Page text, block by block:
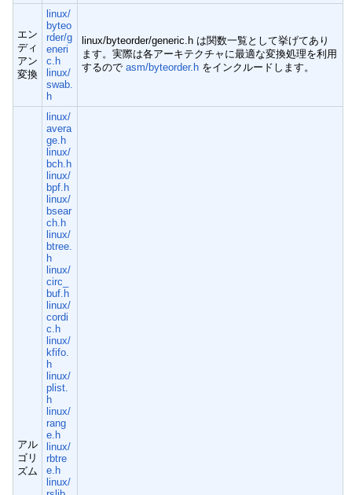
エン
ディ
アン
変換
linux/
byteo
rder/g
eneri
c.h
linux/
swab.
h
linux/byteorder/generic.h は関数一覧として挙げてあり
ます。実際は各アーキテクチャに最適な変換処理を利用
するのでasm/byteorder.h をインクルードします。
アル
ゴリ
ズム
linux/
avera
ge.h
linux/
bch.h
linux/
bpf.h
linux/
bsear
ch.h
linux/
btree.
h
linux/
circ_
buf.h
linux/
cordi
c.h
linux/
kfifo.
h
linux/
plist.
h
linux/
rang
e.h
linux/
rbtre
e.h
linux/